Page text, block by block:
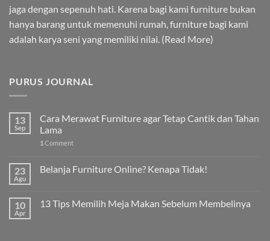
jaga dengan sepenuh hati. Karena bagi kami furniture bukan
hanya barang untuk memenuhi rumah, furniture bagi kami
adalah karya seni yang memiliki nilai. (Read More)
PURUS JOURNAL
13
Sep
Cara Merawat Furniture agar Tetap Cantik dan Tahan
Lama
1 Comment
23
Agu
Belanja Furniture Online? Kenapa Tidak!
10
Apr
13 Tips Memilih Meja Makan Sebelum Membelinya